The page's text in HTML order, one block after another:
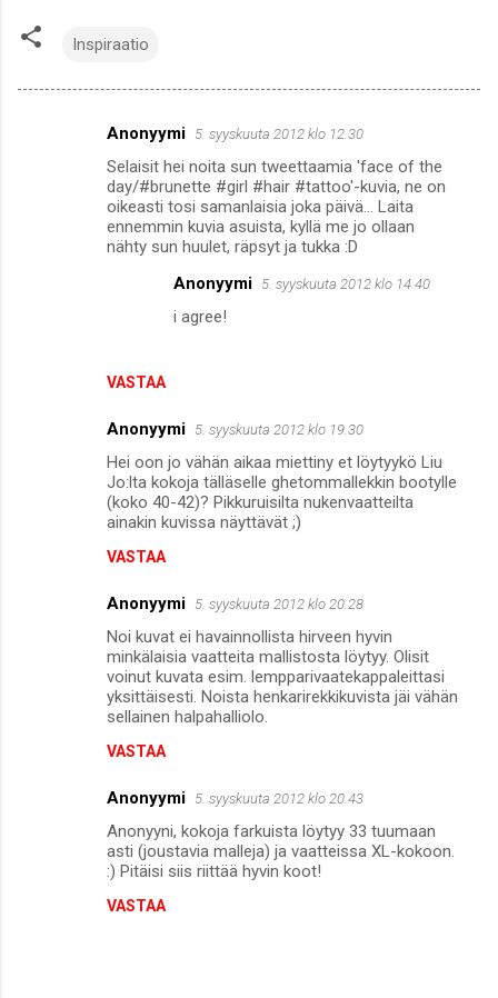
Inspiraatio
Anonyymi 5. syyskuuta 2012 klo 12.30
Selaisit hei noita sun tweettaamia 'face of the
day/#brunette #girl #hair #tattoo'-kuvia, ne on
oikeasti tosi samanlaisia joka päivä... Laita
ennemmin kuvia asuista, kyllä me jo ollaan
nähty sun huulet, räpsyt ja tukka :D
VASTAA
Anonyymi 5. syyskuuta 2012 klo 14.40
i agree!
Anonyymi 5. syyskuuta 2012 klo 19.30
Hei oon jo vähän aikaa miettiny et löytyykö Liu
Jo:lta kokoja tälläselle ghetommallekkin bootylle
(koko 40-42)? Pikkuruisilta nukenvaatteilta
ainakin kuvissa näyttävät ;)
VASTAA
Anonyymi 5. syyskuuta 2012 klo 20.28
Noi kuvat ei havainnollista hirveen hyvin
minkälaisia vaatteita mallistosta löytyy. Olisit
voinut kuvata esim. lempparivaatekappaleittasi
yksittäisesti. Noista henkarirekkikuvista jäi vähän
sellainen halpahalliolo.
VASTAA
Anonyymi 5. syyskuuta 2012 klo 20.43
Anonyyni, kokoja farkuista löytyy 33 tuumaan
asti (joustavia malleja) ja vaatteissa XL-kokoon.
:) Pitäisi siis riittää hyvin koot!
VASTAA